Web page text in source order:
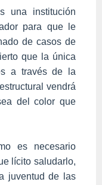
una institución
para que le
de casos de
que la única
a través de la
vendrá
del color que
es necesario
lícito saludarlo,
juventud de las